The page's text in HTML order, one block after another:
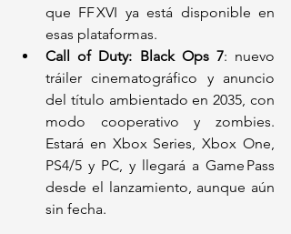
que FF XVI ya está disponible en
esas plataformas.
Call of Duty: Black Ops 7: nuevo
tráiler cinematográfico y anuncio
del título ambientado en 2035, con
modo cooperativo y zombies.
Estará en Xbox Series, Xbox One,
PS4/5 y PC, y llegará a Game Pass
desde el lanzamiento, aunque aún
sin fecha.